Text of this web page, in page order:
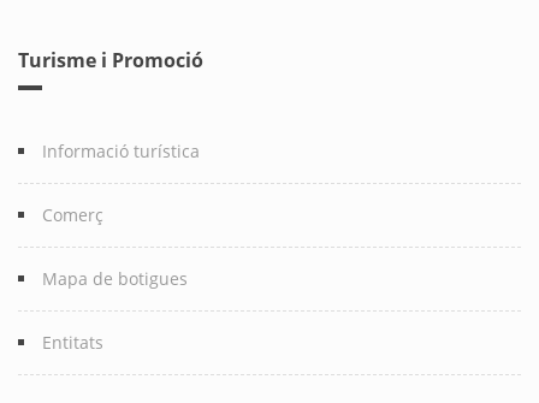
Turisme i Promoció
Informació turística
Comerç
Mapa de botigues
Entitats